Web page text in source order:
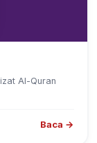
Al-Quran
Baca →